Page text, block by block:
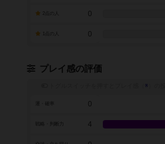
0
0
プレイ感の評価
※
0
戦略・判断力 4